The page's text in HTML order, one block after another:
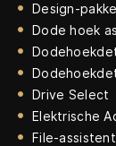
Design-
Dode hoek
Drive Select
Elektrische
File-assistent